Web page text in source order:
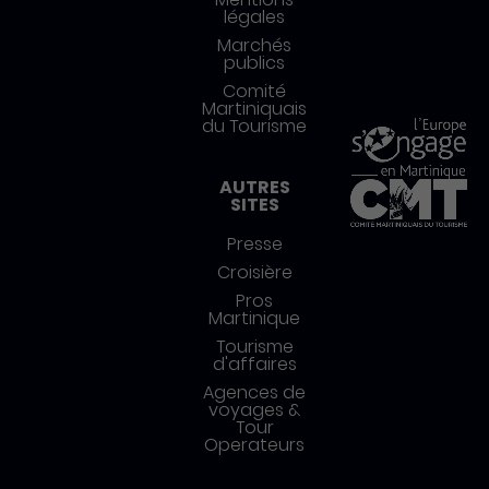
légales
Marchés
publics
Comité
Martiniquais
du Tourisme
AUTRES
SITES
Presse
Croisière
Pros
Martinique
Tourisme
d'affaires
Agences de
voyages &
Tour
Operateurs